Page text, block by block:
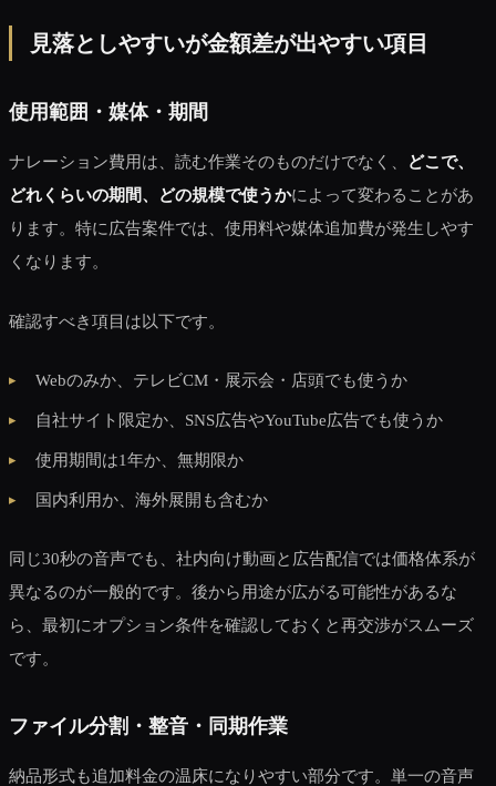
見落としやすいが金額差が出やすい項目
使用範囲・媒体・期間
ナレーション費用は、読む作業そのものだけでなく、
どこで、
どれくらいの期間、どの規模で使うかによって変わることがあ
ります。特に広告案件では、使用料や媒体追加費が発生しやす
くなります。
確認すべき項目は以下です。
Webのみか、テレビCM・展示会・店頭でも使うか
自社サイト限定か、SNS広告やYouTube広告でも使うか
使用期間は1年か、無期限か
国内利用か、海外展開も含むか
同じ30秒の音声でも、社内向け動画と広告配信では価格体系が
異なるのが一般的です。後から用途が広がる可能性があるな
ら、最初にオプション条件を確認しておくと再交渉がスムーズ
です。
ファイル分割・整音・同期作業
納品形式も追加料金の温床になりやすい部分です。単一の音声